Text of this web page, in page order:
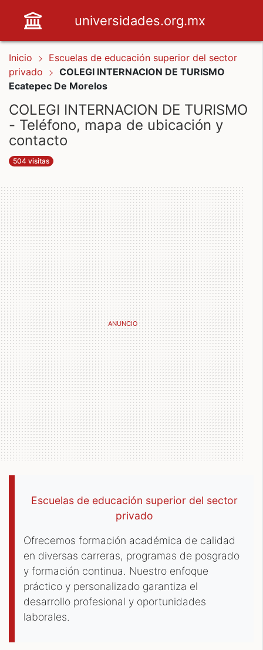
universidades.org.mx
Inicio
Escuelas de educación superior del sector
privado
COLEGI INTERNACION DE TURISMO
Ecatepec De Morelos
COLEGI INTERNACION DE TURISMO
- Teléfono, mapa de ubicación y
contacto
504 visitas
Escuelas de educación superior del sector
privado
Ofrecemos formación académica de calidad
en diversas carreras, programas de posgrado
y formación continua. Nuestro enfoque
práctico y personalizado garantiza el
desarrollo profesional y oportunidades
laborales.